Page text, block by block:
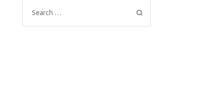
Search
for: